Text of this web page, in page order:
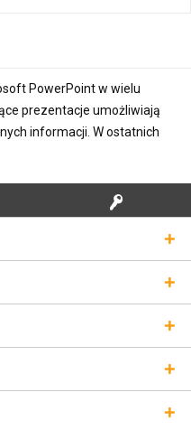
PowerPoint w wielu
prezentacje umożliwiają
informacji. W ostatnich